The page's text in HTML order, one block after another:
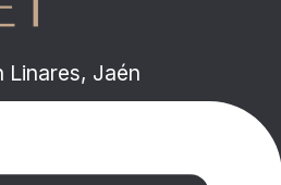
Linares, Jaén